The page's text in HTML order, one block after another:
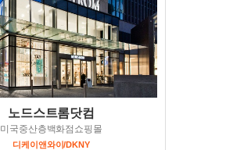
노드스트롬닷컴
미국중산층백화점쇼핑몰
디케이앤와이/DKNY